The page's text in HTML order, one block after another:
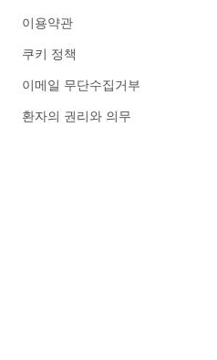
이용약관
쿠키 정책
이메일 무단수집거부
환자의 권리와 의무